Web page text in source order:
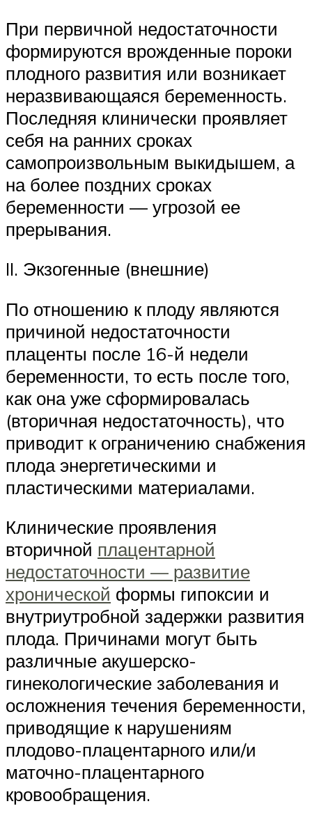
При первичной недостаточности
формируются врожденные пороки
плодного развития или возникает
неразвивающаяся беременность.
Последняя клинически проявляет
себя на ранних сроках
самопроизвольным выкидышем, а
на более поздних сроках
беременности — угрозой ее
прерывания.
II. Экзогенные (внешние)
По отношению к плоду являются
причиной недостаточности
плаценты после 16-й недели
беременности, то есть после того,
как она уже сформировалась
(вторичная недостаточность), что
приводит к ограничению снабжения
плода энергетическими и
пластическими материалами.
Клинические проявления
вторичной плацентарной
недостаточности — развитие
хронической формы гипоксии и
внутриутробной задержки развития
плода. Причинами могут быть
различные акушерско-
гинекологические заболевания и
осложнения течения беременности,
приводящие к нарушениям
плодово-плацентарного или/и
маточно-плацентарного
кровообращения.